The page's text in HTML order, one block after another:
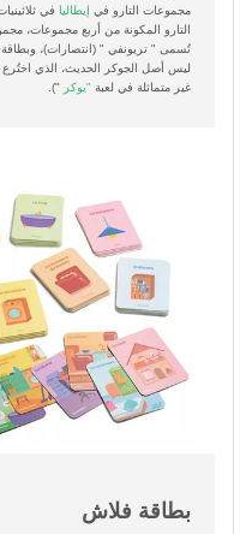
مجموعات التارو في إيطاليا في
تُسمى " تريونفي " (انتصارات)،
ليس أصل الجوكر الحديث، الذي
غير متماثلة في لعبة "يوكر ").
بطاقة فلاش